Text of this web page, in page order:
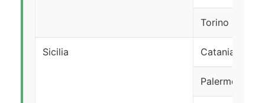
Torino
Sicilia Catania
Palermo